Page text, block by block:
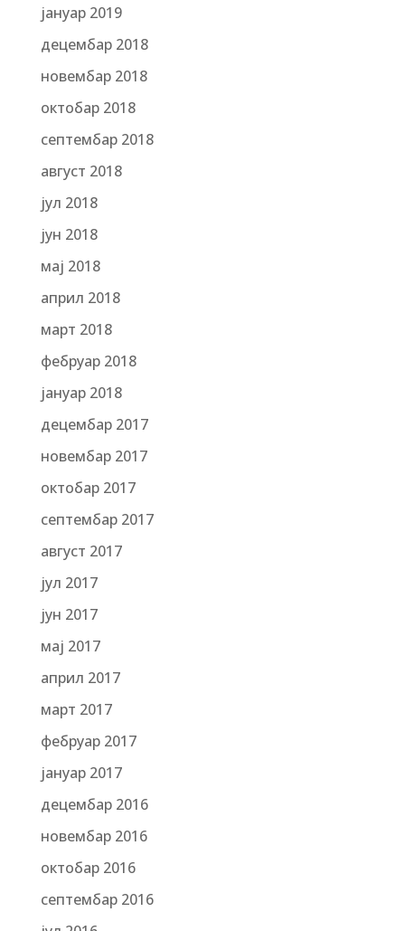
јануар 2019
децембар 2018
новембар 2018
октобар 2018
септембар 2018
август 2018
јул 2018
јун 2018
мај 2018
април 2018
март 2018
фебруар 2018
јануар 2018
децембар 2017
новембар 2017
октобар 2017
септембар 2017
август 2017
јул 2017
јун 2017
мај 2017
април 2017
март 2017
фебруар 2017
јануар 2017
децембар 2016
новембар 2016
октобар 2016
септембар 2016